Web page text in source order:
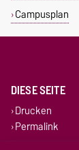
Campusplan
DIESE SEITE
Drucken
Permalink